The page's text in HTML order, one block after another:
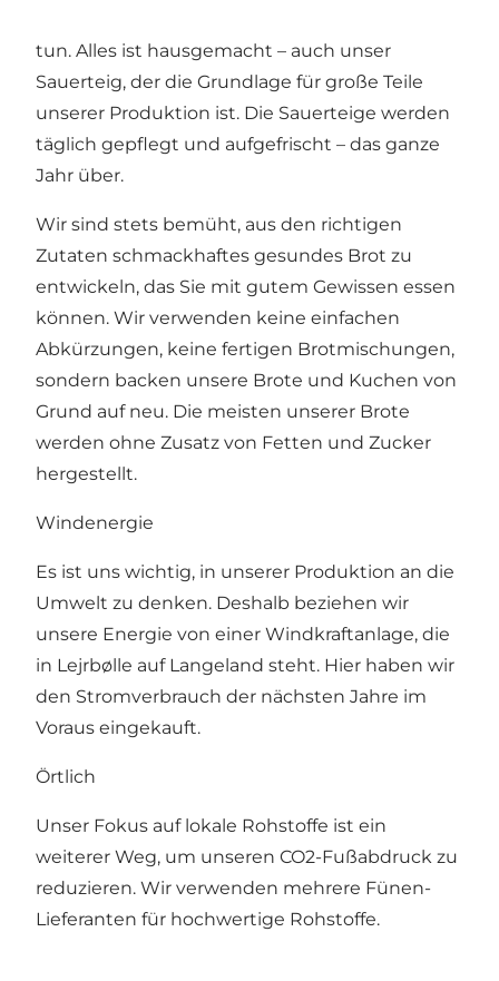
tun. Alles ist hausgemacht – auch unser
Sauerteig, der die Grundlage für große Teile
unserer Produktion ist. Die Sauerteige werden
täglich gepflegt und aufgefrischt – das ganze
Jahr über.
Wir sind stets bemüht, aus den richtigen
Zutaten schmackhaftes gesundes Brot zu
entwickeln, das Sie mit gutem Gewissen essen
können. Wir verwenden keine einfachen
Abkürzungen, keine fertigen Brotmischungen,
sondern backen unsere Brote und Kuchen von
Grund auf neu. Die meisten unserer Brote
werden ohne Zusatz von Fetten und Zucker
hergestellt.
Windenergie
Es ist uns wichtig, in unserer Produktion an die
Umwelt zu denken. Deshalb beziehen wir
unsere Energie von einer Windkraftanlage, die
in Lejrbølle auf Langeland steht. Hier haben wir
den Stromverbrauch der nächsten Jahre im
Voraus eingekauft.
Örtlich
Unser Fokus auf lokale Rohstoffe ist ein
weiterer Weg, um unseren CO2-Fußabdruck zu
reduzieren. Wir verwenden mehrere Fünen-
Lieferanten für hochwertige Rohstoffe.